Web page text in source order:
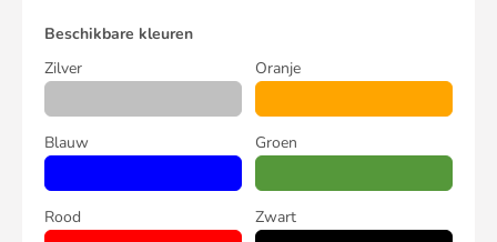
Beschikbare kleuren
Zilver
Oranje
Blauw Groen
Rood Zwart